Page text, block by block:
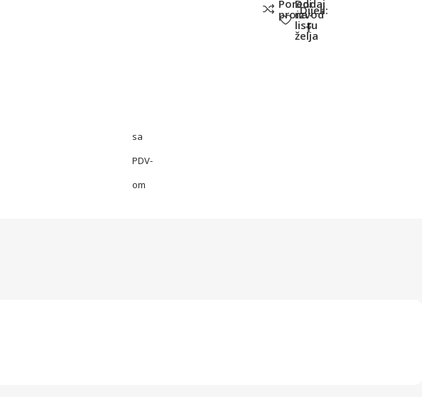
sa
PDV-
om
Poredi
proizvod
Dodaj
na
listu
želja
Dijeli: